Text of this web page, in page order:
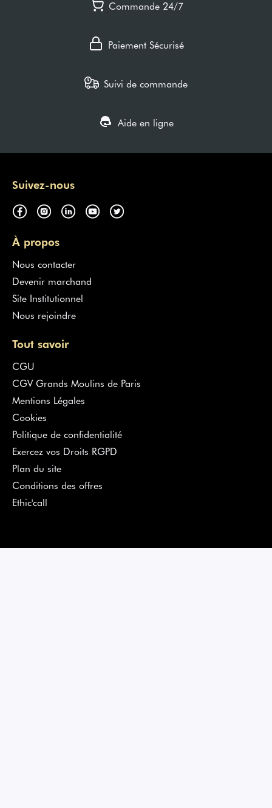
Commande 24/7
Paiement Sécurisé
Suivi de commande
Aide en ligne
Suivez-nous
À propos
Nous contacter
Devenir marchand
Site Institutionnel
Nous rejoindre
Tout savoir
CGU
CGV Grands Moulins de Paris
Mentions Légales
Cookies
Politique de confidentialité
Exercez vos Droits RGPD
Plan du site
Conditions des offres
Ethic'call